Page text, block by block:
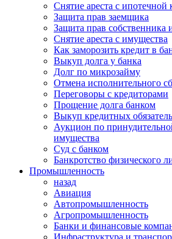
Снятие ареста с ипотечной
Защита прав заемщика
Защита прав собственника
Снятие ареста с имущества
Как заморозить кредит в
Выкуп долга у банка
Долг по микрозайму
Отмена исполнительного
Переговоры с кредиторами
Прощение долга банком
Выкуп кредитных
Аукцион по
имущества
Суд с банком
Банкротство физического
Промышленность
назад
Авиация
Автопромышленность
Агропромышленность
Банки и финансовые
Инфраструктура и